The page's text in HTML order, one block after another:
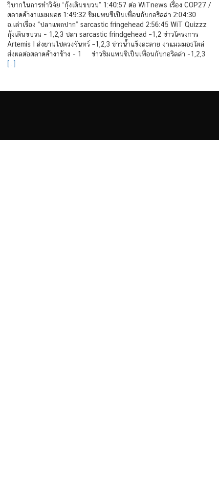
วิบากในการทำวิจัย “กุ้งเดินขบวน” 1:40:57 ต่อ WiTnews เรื่อง COP27 /
ตลาดค้างาแมมมอธ 1:49:32 ชิมแพนซีเป็นเพื่อนกับกอริลล่า 2:04:30
อ.เล่าเรื่อง “ปลาแหกปาก” sarcastic fringehead 2:56:45 WiT Quizzz
กุ้งเดินขบวน – 1,2,3 ปลา sarcastic frindgehead –1,2 ข่าวโครงการ
Artemis I ส่งยานไปดวงจันทร์ –1,2,3 ข่าวน้ำแข็งละลาย งาแมมมอธโผล่
ส่งผลต่อตลาดค้างาช้าง – 1 ข่าวชิมแพนซีเป็นเพื่อนกับกอริลล่า –1,2,3
[…]